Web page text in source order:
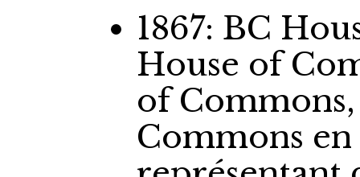
1867: BC
House of
of
Commons